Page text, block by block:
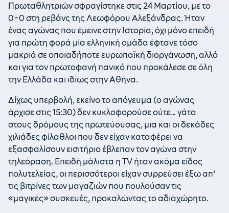
Πρωταθλητριών σφραγίστηκε στις 24 Μαρτίου, με το
0-0 στη ρεβάνς της Λεωφόρου Αλεξάνδρας. Ήταν
ένας αγώνας που έμεινε στην Ιστορία, όχι μόνο επειδή
για πρώτη φορά μία ελληνική ομάδα έφτανε τόσο
μακριά σε οποιαδήποτε ευρωπαϊκή διοργάνωση, αλλά
και για τον πρωτοφανή πανικό που προκάλεσε σε όλη
την Ελλάδα και ιδίως στην Αθήνα.
Δίχως υπερβολή, εκείνο το απόγευμα (ο αγώνας
άρχισε στις 15:30) δεν κυκλοφορούσε ούτε… γάτα
στους δρόμους της πρωτεύουσας, μια και οι δεκάδες
χιλιάδες φίλαθλοι που δεν είχαν καταφέρει να
εξασφαλίσουν εισιτήριο έβλεπαν τον αγώνα στην
τηλεόραση. Επειδή μάλιστα η TV ήταν ακόμα είδος
πολυτελείας, οι περισσότεροι είχαν συρρεύσει έξω απ’
τις βιτρίνες των μαγαζιών που πουλούσαν τις
«μαγικές» συσκευές, προκαλώντας το αδιαχώρητο.